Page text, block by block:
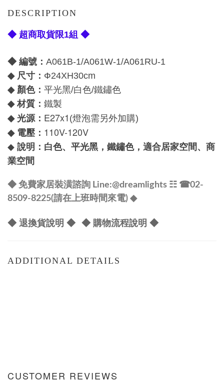
DESCRIPTION
◆ 超商取貨限1組 ◆
◆ 編號： A061B-1/A061W-1/A061RU-1
◆ 尺寸： Ф24XH30cm
◆ 顏色： 平光黑/白色/鐵鏽色
◆ 材質： 鐵製
◆ 光源： E27x1 (燈泡需另外加購)
◆ 電壓： 110V-120V
◆ 說明：白色、平光黑，鐵鏽色，適合居家空間、商
業空間
◆ 免費家居裝潢諮詢 Line:@dreamlights ☷ ☎02-
8509-8225(請在上班時間來電) ◆
◆ 退換貨說明 ◆ ◆ 購物流程說明 ◆
ADDITIONAL DETAILS
CUSTOMER REVIEWS